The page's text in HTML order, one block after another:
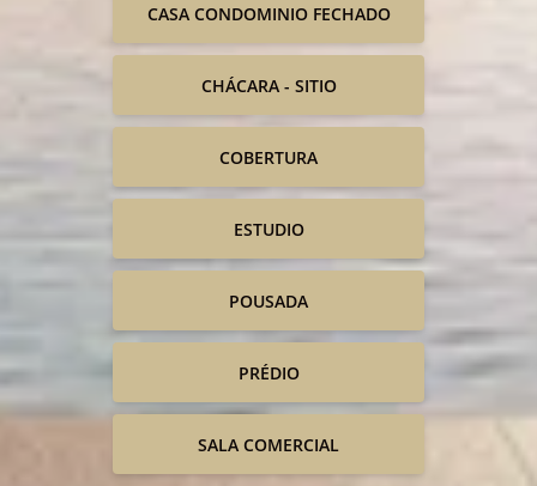
CASA CONDOMINIO FECHADO
CHÁCARA - SITIO
COBERTURA
ESTUDIO
POUSADA
PRÉDIO
SALA COMERCIAL